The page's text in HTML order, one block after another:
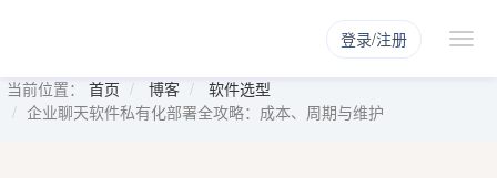
登录/注册
当前位置： 首页 博客
软件选型
企业聊天软件私有化部署全攻略：成本、周期与维护